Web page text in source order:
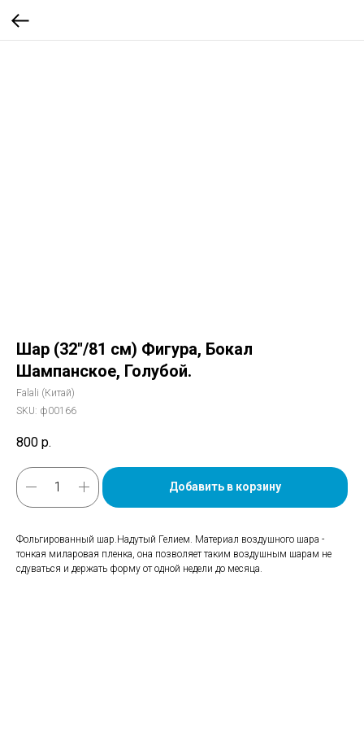
Шар (32''/81 см) Фигура, Бокал
Шампанское, Голубой.
Falali (Китай)
SKU: ф00166
800 р.
Добавить в корзину
Фольгированный шар.Надутый Гелием. Материал воздушного шара -
тонкая миларовая пленка, она позволяет таким воздушным шарам не
сдуваться и держать форму от одной недели до месяца.